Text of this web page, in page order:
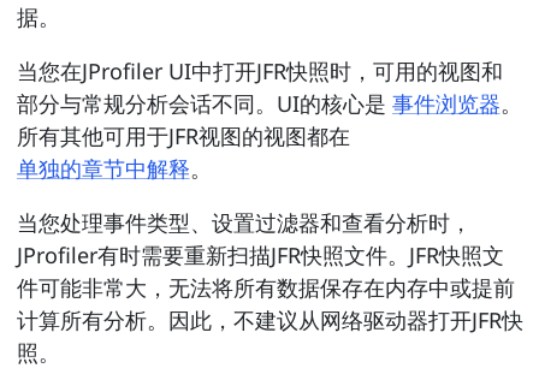
据。
当您在JProfiler UI中打开JFR快照时，可用的视图和
部分与常规分析会话不同。UI的核心是 事件浏览器。
所有其他可用于JFR视图的视图都在
单独的章节中解释。
当您处理事件类型、设置过滤器和查看分析时，
JProfiler有时需要重新扫描JFR快照文件。JFR快照文
件可能非常大，无法将所有数据保存在内存中或提前
计算所有分析。因此，不建议从网络驱动器打开JFR快
照。